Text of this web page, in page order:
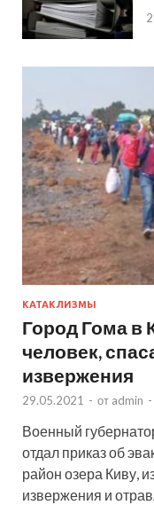
КАТАКЛИЗМЫ
Город Гома в
человек,
извержения
29.05.2021 - от admin -
Военный
отдал приказ об
район озера Киву,
извержения и